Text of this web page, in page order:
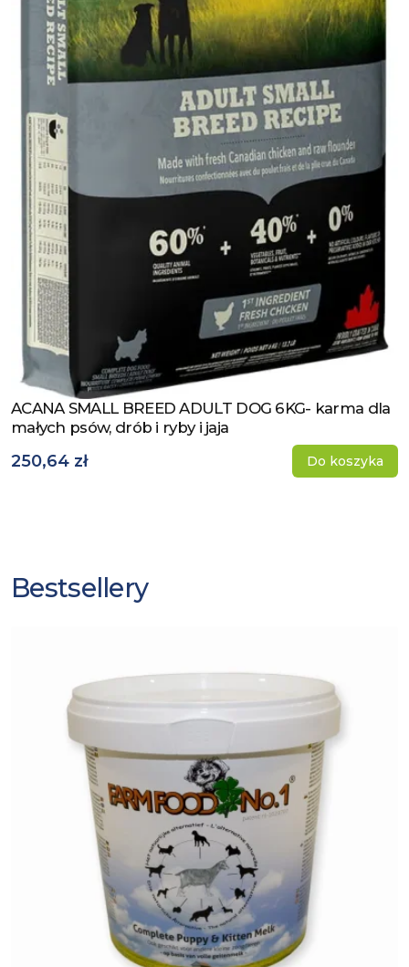
Zobacz produkt
ACANA SMALL BREED ADULT DOG 6KG- karma dla
małych psów, drób i ryby i jaja
250,64 zł Do koszyka
Bestsellery